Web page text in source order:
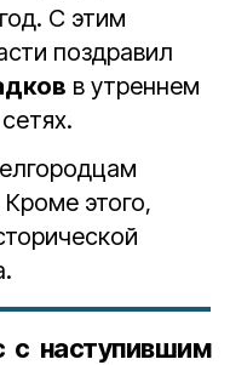
С этим
поздравил
в утреннем
этого,
с наступившим